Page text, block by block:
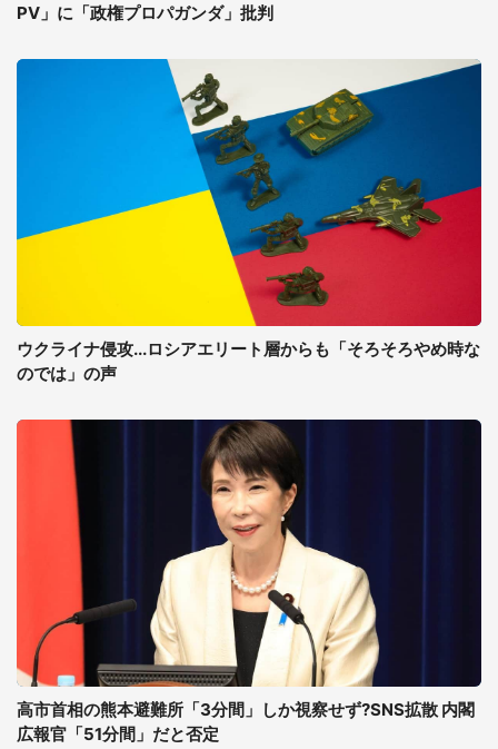
PV」に「政権プロパガンダ」批判
ウクライナ侵攻...ロシアエリート層からも「そろそろやめ時な
のでは」の声
高市首相の熊本避難所「3分間」しか視察せず?SNS拡散 内閣
広報官「51分間」だと否定